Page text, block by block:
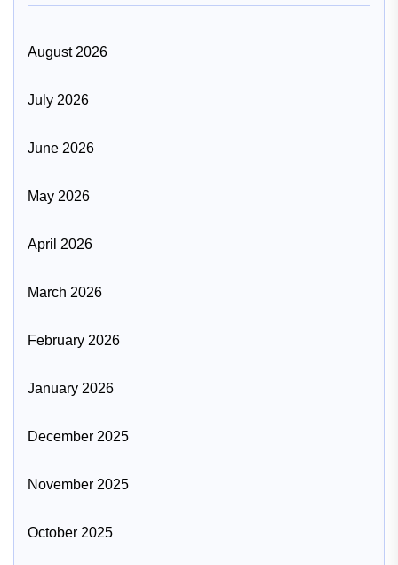
August 2026
July 2026
June 2026
May 2026
April 2026
March 2026
February 2026
January 2026
December 2025
November 2025
October 2025